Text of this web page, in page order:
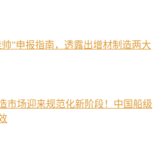
”申报指南，透露出增材制造两大
市场迎来规范化新阶段！中国船级